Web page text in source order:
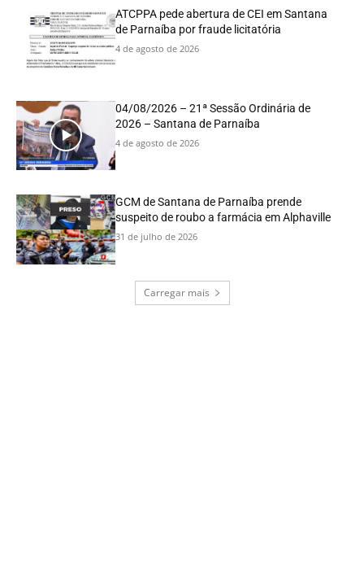
ATCPPA pede abertura de CEI em Santana
de Parnaíba por fraude licitatória
4 de agosto de 2026
04/08/2026 – 21ª Sessão Ordinária de
2026 – Santana de Parnaíba
4 de agosto de 2026
GCM de Santana de Parnaíba prende
suspeito de roubo a farmácia em Alphaville
31 de julho de 2026
Carregar mais